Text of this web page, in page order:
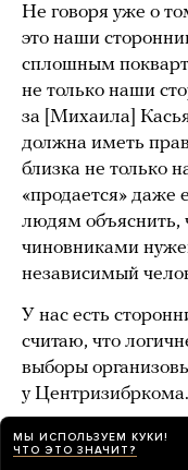
Не говоря уже о
это наши
сплошным
не только наши
за [Михаила]
должна иметь
близка не только
«продается» даже
людям объяснить,
чиновниками
независимый
У нас есть
считаю, что
выборы
у Центризибркома.
— Думаешь, ЦИК
список?
МЫ ИСПОЛЬЗУЕМ КУКИ!
ЧТО ЭТО ЗНАЧИТ?